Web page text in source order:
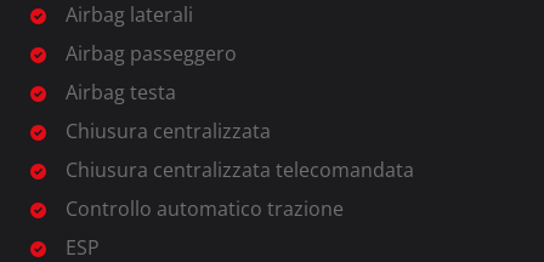
Airbag laterali
Airbag passeggero
Airbag testa
Chiusura centralizzata
Chiusura centralizzata telecomandata
Controllo automatico trazione
ESP